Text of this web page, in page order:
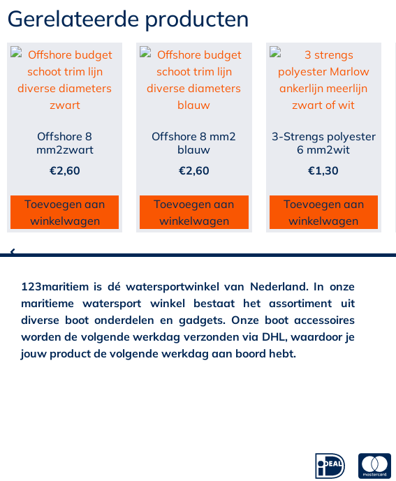
Gerelateerde producten
Offshore 8
mm2zwart
€2,60
Toevoegen aan
winkelwagen
Offshore 8 mm2
blauw
€2,60
Toevoegen aan
winkelwagen
3-Strengs polyester
6 mm2wit
€1,30
Toevoegen aan
winkelwagen
123maritiem is dé watersportwinkel van Nederland. In onze
maritieme watersport winkel bestaat het assortiment uit
diverse boot onderdelen en gadgets. Onze boot accessoires
worden de volgende werkdag verzonden via DHL, waardoor je
jouw product de volgende werkdag aan boord hebt.